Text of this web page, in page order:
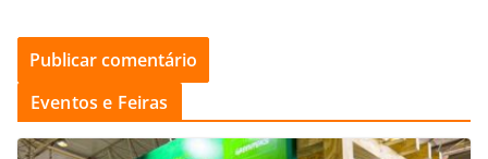
Eventos e Feiras